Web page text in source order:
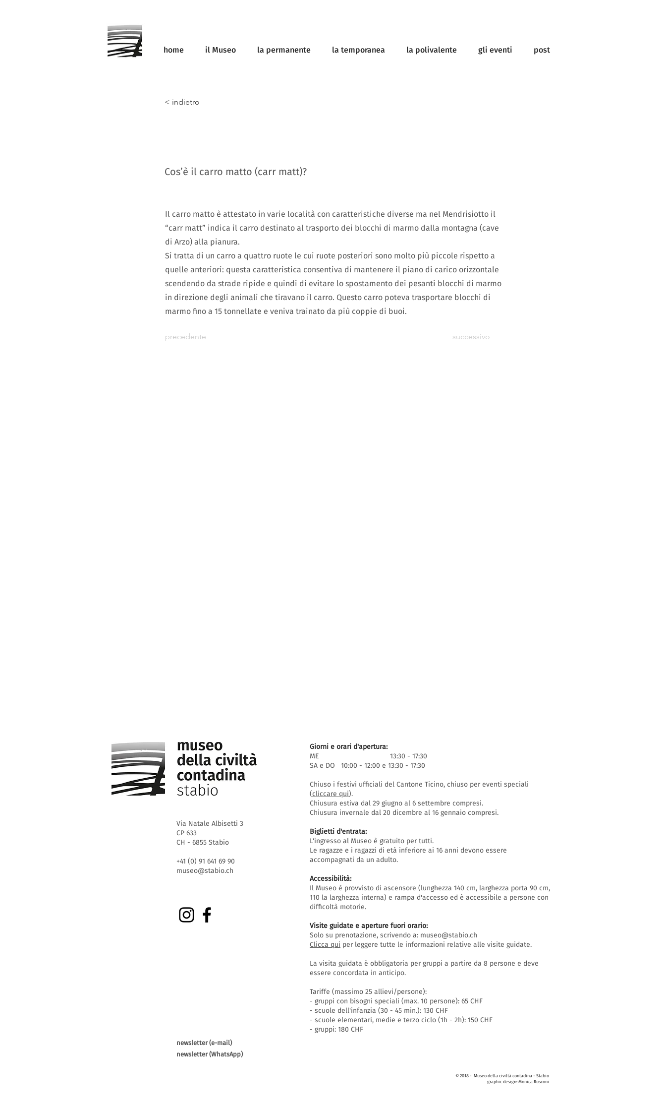
home il Museo la permanente la temporanea la polivalente gli eventi post
< indietro
Cos’è il carro matto (carr matt)?
Il carro matto è attestato in varie località con caratteristiche diverse ma nel Mendrisiotto il
“carr matt” indica il carro destinato al trasporto dei blocchi di marmo dalla montagna (cave
di Arzo) alla pianura.
Si tratta di un carro a quattro ruote le cui ruote posteriori sono molto più piccole rispetto a
quelle anteriori: questa caratteristica consentiva di mantenere il piano di carico orizzontale
scendendo da strade ripide e quindi di evitare lo spostamento dei pesanti blocchi di marmo
in direzione degli animali che tiravano il carro. Questo carro poteva trasportare blocchi di
marmo fino a 15 tonnellate e veniva trainato da più coppie di buoi.
precedente successivo
Via Natale Albisetti 3
CP 633
CH - 6855 Stabio
+41 (0) 91 641 69 90
museo@stabio.ch
newsletter (e-mail)
newsletter (WhatsApp)
Giorni e orari d'apertura:
ME 13:30 - 17:30
SA e DO 10:00 - 12:00 e 13:30 - 17:30
Chiuso i festivi ufficiali del Cantone Ticino, chiuso per eventi speciali
(cliccare qui).
Chiusura estiva dal 29 giugno al 6 settembre compresi.
Chiusura invernale dal 20 dicembre al 16 gennaio compresi.
Biglietti d'entrata:
L'ingresso al Museo è gratuito per tutti.
Le ragazze e i ragazzi di età inferiore ai 16 anni devono essere
accompagnati da un adulto.
Accessibilità:
Il Museo è provvisto di ascensore (lunghezza 140 cm, larghezza porta 90 cm,
110 la larghezza interna) e rampa d'accesso ed è accessibile a persone con
difficoltà motorie.
Visite guidate e aperture fuori orario:
Solo su prenotazione, scrivendo a: museo@stabio.ch
Clicca qui per leggere tutte le informazioni relative alle visite guidate.
La visita guidata è obbligatoria per gruppi a partire da 8 persone e deve
essere concordata in anticipo.
Tariffe (massimo 25 allievi/persone):
- gruppi con bisogni speciali (max. 10 persone): 65 CHF
- scuole dell'infanzia (30 - 45 min.): 130 CHF
- scuole elementari, medie e terzo ciclo (1h - 2h): 150 CHF
- gruppi: 180 CHF
© 2018 - Museo della civiltà contadina - Stabio
graphic design: Monica Rusconi